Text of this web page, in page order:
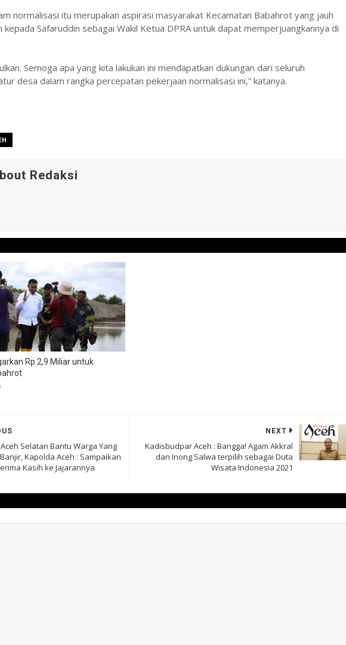
normalisasi itu merupakan aspirasi masyarakat Kecamatan Babahrot yang jauh
kepada Safaruddin sebagai Wakil Ketua DPRA untuk dapat memperjuangkannya di
Semoga apa yang kita lakukan ini mendapatkan dukungan dari seluruh
desa dalam rangka percepatan pekerjaan normalisasi ini,” katanya.
Redaksi
Rp 2,9 Miliar untuk
NEXT
Kadisbudpar Aceh : Bangga! Agam Akkral
dan Inong Salwa terpilih sebagai Duta
Wisata Indonesia 2021
Selatan Bantu Warga Yang
Kapolda Aceh : Sampaikan
Kasih ke Jajarannya